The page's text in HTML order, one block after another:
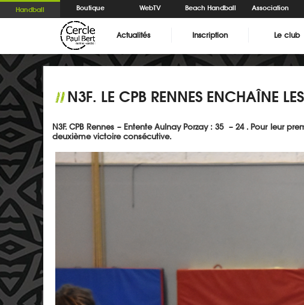
Handball Boutique WebTV Beach Handball Association
Actualités Inscription Le club
//N3F. LE CPB RENNES ENCHAÎNE
N3F. CPB Rennes – Entente Aulnay Porzay : 35 – 24 . Pour leur
deuxième victoire consécutive.